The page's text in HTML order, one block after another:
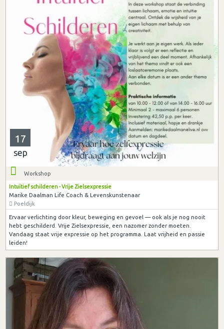
17
sep
Workshop
Intuïtief schilderen - Vrije Zielsexpressie
Marike Daalman Life Coach & Levenskunstenaar
Poeldijk
Ervaar verlichting door kleur, beweging en gevoel — ook als je nog nooit
hebt geschilderd. Vrije Zielsexpressie, een nazomer zonder moeten.
Vandaag staat vrije expressie op het programma. Laat vrijheid en passie
leiden!